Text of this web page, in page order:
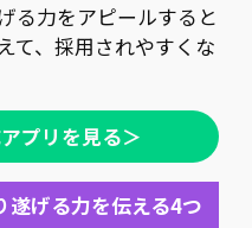
る力をアピールすると
て、採用されやすくな
プリを見る＞
遂げる力を伝える4つ